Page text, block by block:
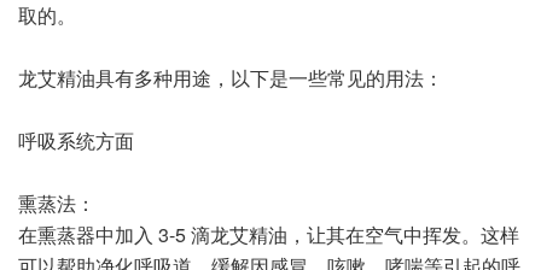
取的。
龙艾精油具有多种用途，以下是一些常见的用法：
呼吸系统方面
熏蒸法：
在熏蒸器中加入 3-5 滴龙艾精油，让其在空气中挥发。这样